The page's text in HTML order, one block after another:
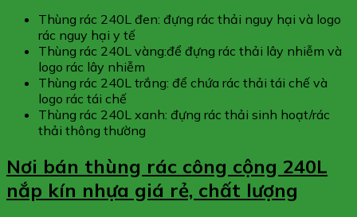
Thùng rác 240L đen: đựng rác thải nguy hại và logo
rác nguy hại y tế
Thùng rác 240L vàng:để đựng rác thải lây nhiễm và
logo rác lây nhiễm
Thùng rác 240L trắng: để chứa rác thải tái chế và
logo rác tái chế
Thùng rác 240L xanh: đựng rác thải sinh hoạt/rác
thải thông thường
Nơi bán thùng rác công cộng 240L
nắp kín nhựa giá rẻ, chất lượng